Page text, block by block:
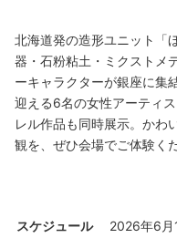
北海道発の造形ユニット「
器・石粉粘土・ミクストメ
ーキャラクターが銀座に集
迎える6名の女性アーティ
レル作品も同時展示。かわ
観を、ぜひ会場でご体験く
スケジュール 2026年6